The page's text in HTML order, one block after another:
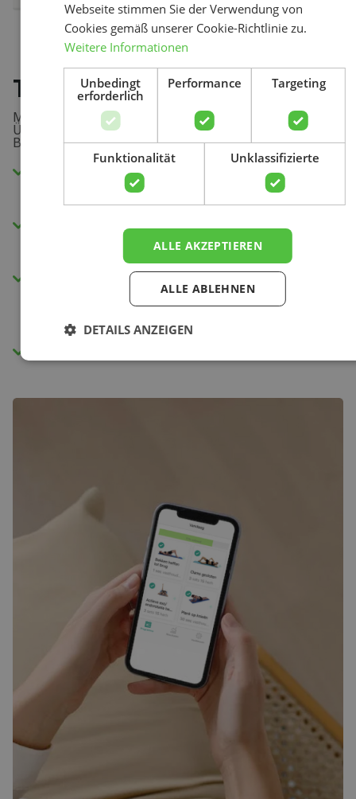
Suchen
Tägliche Begleitung
Mit diesem Übungsprogramm erhalten Sie täglich Ihre
Übungen und Betreuung über die App oder Ihren
Browser.
15 Minuten täglich zu Hause trainieren
(keine Sportausrüstung erforderlich).
Sie erhalten Nachrichten zur Erinnerung an
Einblick in Ihren Fortschritt und Ihre
Genesung mit unserer Schmerzscore-
Webseite stimmen Sie der Verwendung von
Cookies gemäß unserer Cookie-Richtlinie zu.
Weitere Informationen
Unbedingt
erforderlich
Performance Targeting
Funktionalität Unklassifizierte
ALLE AKZEPTIEREN
ALLE ABLEHNEN
DETAILS ANZEIGEN